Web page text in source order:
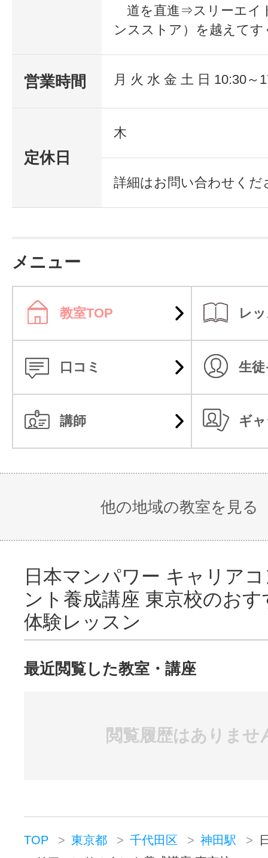
教授法訓練と、実践研修を修了し
る専門知識を学んでいただけます。
知識部分は通信教
所を選ばず学習で
またスクーリングの日にご都合が
ば無料の振替制度もあり、忙しい
目的、目標、業界も異なる社会人
これからの日本を支える大切な仕
す。また会社の中で一人でも多く
を学ぶことが出来れば素晴らしい
らしい人材作りが出来ると確信し
だろうか」「向いているのだろう
で、本当に受講してよかったと思
道を直進⇒スリーエイ
ンスストア）を越えてす
営業時間 月 火 水 金 土 日 10:30～
定休日
木
詳細はお問い合わせくだ
メニュー
教室TOP レ
口コミ 生
講師 ギ
他の地域の教室を見る
日本マンパワー キャリア
ント養成講座 東京校のお
体験レッスン
最近閲覧した教室・講座
閲覧履歴はありませ
TOP 東京都 千代田区 神田駅